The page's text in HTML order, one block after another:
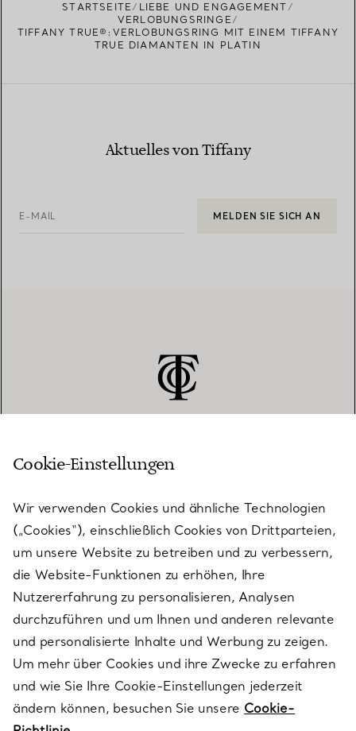
STARTSEITE
LIEBE UND ENGAGEMENT
VERLOBUNGSRINGE
TIFFANY TRUE®:VERLOBUNGSRING MIT EINEM TIFFANY
TRUE DIAMANTEN IN PLATIN
Aktuelles von Tiffany
E-MAIL MELDEN SIE SICH AN
KUNDENSERVICE
SERVICES
ÜBER TIFFANY & CO.
RECHTLICHE HINWEISE
Cookie-Einstellungen
Wir verwenden Cookies und ähnliche Technologien
(„Cookies“), einschließlich Cookies von Drittparteien,
um unsere Website zu betreiben und zu verbessern,
die Website-Funktionen zu erhöhen, Ihre
Nutzererfahrung zu personalisieren, Analysen
durchzuführen und um Ihnen und anderen relevante
und personalisierte Inhalte und Werbung zu zeigen.
Um mehr über Cookies und ihre Zwecke zu erfahren
und wie Sie Ihre Cookie-Einstellungen jederzeit
ändern können, besuchen Sie unsere Cookie-